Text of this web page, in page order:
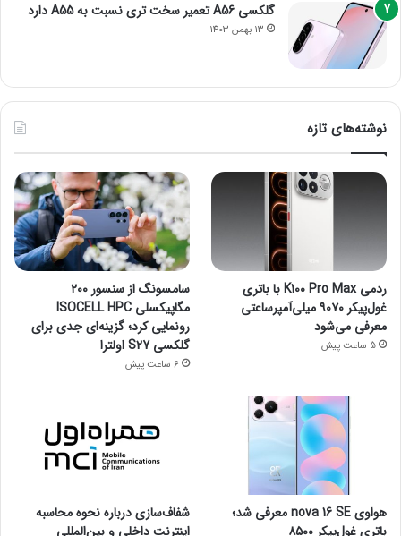
گلکسی A56 تعمیر سخت تری نسبت به A55 دارد
13 بهمن 1403
نوشته‌های تازه
ردمی K100 Pro Max با باتری
غول‌پیکر ۹۰۷۰ میلی‌آمپرساعتی
معرفی می‌شود
5 ساعت پیش
سامسونگ از سنسور ۲۰۰
مگاپیکسلی ISOCELL HPC
رونمایی کرد؛ گزینه‌ای جدی برای
گلکسی S27 اولترا
6 ساعت پیش
هواوی nova 16 SE معرفی شد؛
باتری غول‌پیکر ۸۵۰۰
شفاف‌سازی درباره نحوه محاسبه
اینترنت داخلی و بین‌المللی